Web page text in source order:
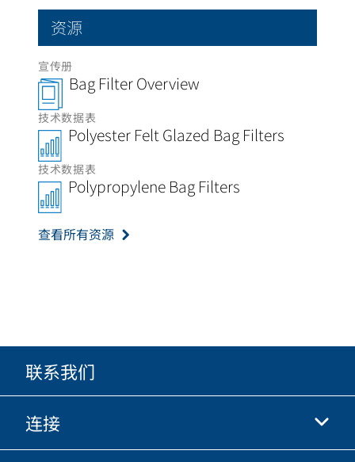
资源
宣传册
Bag Filter Overview
技术数据表
Polyester Felt Glazed Bag Filters
技术数据表
Polypropylene Bag Filters
查看所有资源
联系我们
连接